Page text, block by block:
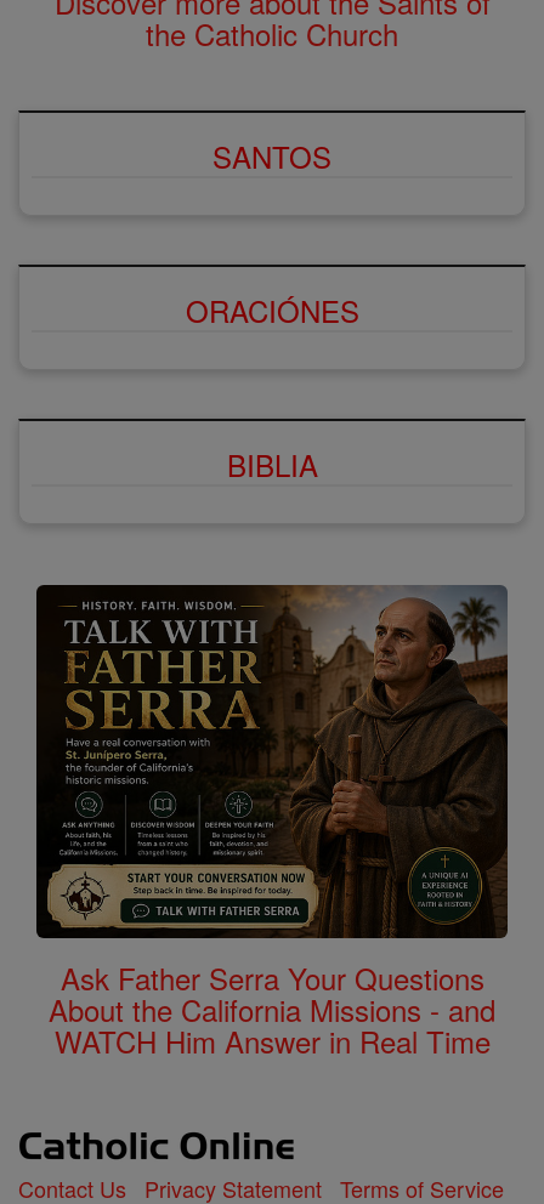
the Catholic Church
SANTOS
ORACIÓNES
BIBLIA
Ask Father Serra Your Questions
About the California Missions - and
WATCH Him Answer in Real Time
Contact Us Privacy Statement Terms of Service